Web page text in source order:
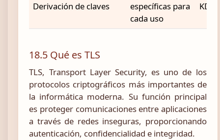
Derivación de claves
específicas para
cada uso
KDF,
18.5 Qué es TLS
TLS, Transport Layer Security, es uno de los
protocolos criptográficos más importantes de
la informática moderna. Su función principal
es proteger comunicaciones entre aplicaciones
a través de redes inseguras, proporcionando
autenticación, confidencialidad e integridad.